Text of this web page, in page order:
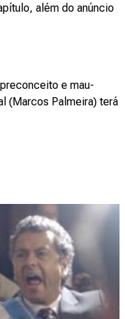
além do anúncio
e mau-
(Marcos Palmeira) terá